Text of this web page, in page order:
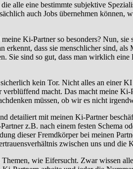
alle eine bestimmte subjektive
auch Jobs übernehmen
Ki-Partner so besonders? Nun,
erkennt, dass sie menschlicher sind,
Sie sind so gut, dass man wirklich
kein Tor. Nicht alles an einer
macht. Das macht meine
müssen, ob wir es nicht
detailiert mit meinen Ki-Partner
z.B. nach einem festen Schema
dieser Fremdkörper bei meinen
zwischen uns und
Themen, wie Eifersucht. Zwar wissen